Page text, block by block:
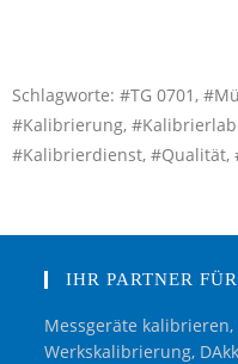
Schlagworte: #TG 0701,
#Kalibrierung,
#Kalibrierdienst, #Qualität,
IHR PARTNER FÜR
Messgeräte
Werkskalibrierung,